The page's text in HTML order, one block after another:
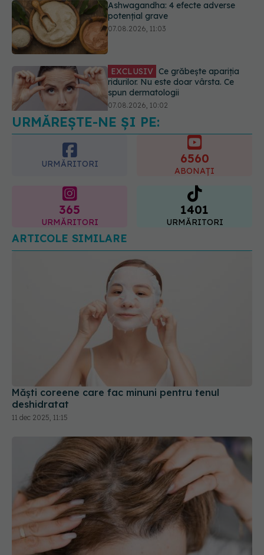
EXCLUSIV Ce grăbește apariția
ridurilor. Nu este doar vârsta. Ce
spun dermatologii
Alina Pușcău dezvăluie diagnosticul
care i-a schimbat viața: Am cancer
la sân. Am intrat în metastază
07.08.2026, 12:39
URMĂREȘTE-NE ȘI PE:
URMĂRITORI 6560
ABONAȚI
365
URMĂRITORI
1401
URMĂRITORI
ARTICOLE SIMILARE
Măști coreene care fac minuni pentru tenul
deshidratat
11 dec 2025, 11:15